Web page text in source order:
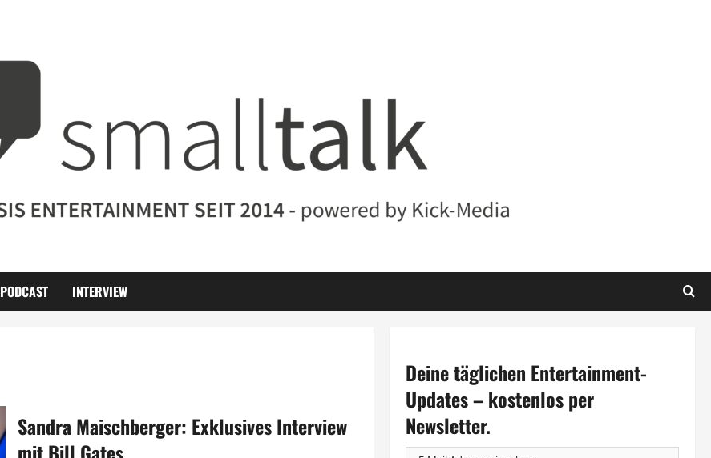
PODCAST INTERVIEW
Sandra Maischberger: Exklusives Interview
Deine täglichen Entertainment-
Updates – kostenlos per
Newsletter.